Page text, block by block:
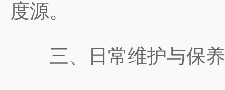
度源。
三、日常维护与保养